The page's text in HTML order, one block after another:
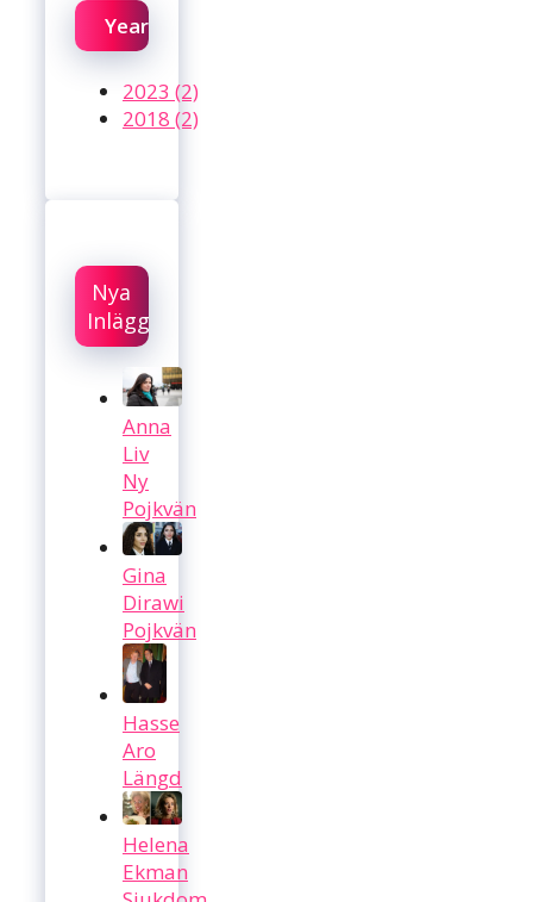
Year
2023 (2)
2018 (2)
Nya
Inlägg
Anna
Liv
Ny
Pojkvän
Gina
Dirawi
Pojkvän
Hasse
Aro
Längd
Helena
Ekman